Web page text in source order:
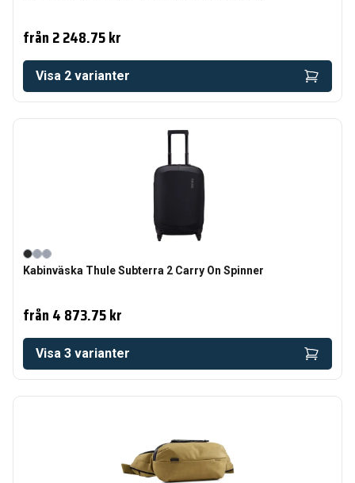
från2 248.75 kr
Visa 2 varianter
Kabinväska Thule Subterra 2 Carry On Spinner
från4 873.75 kr
Visa 3 varianter